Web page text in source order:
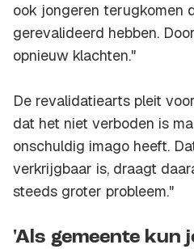
ook jongeren terugkomen
gerevalideerd hebben.
opnieuw klachten."
De revalidatiearts pleit
dat het niet verboden is
onschuldig imago heeft.
verkrijgbaar is, draagt
steeds groter probleem."
'Als gemeente kun